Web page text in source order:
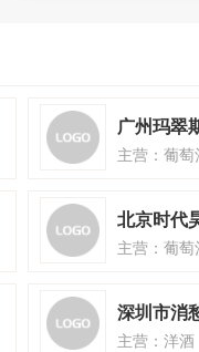
广州玛翠
主营：葡萄
主营：葡萄
深圳市消
主营：洋酒